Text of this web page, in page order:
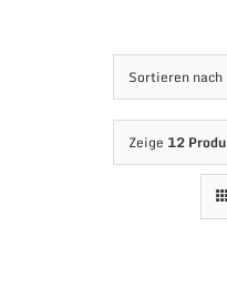
Sortieren nach
Zeige 12